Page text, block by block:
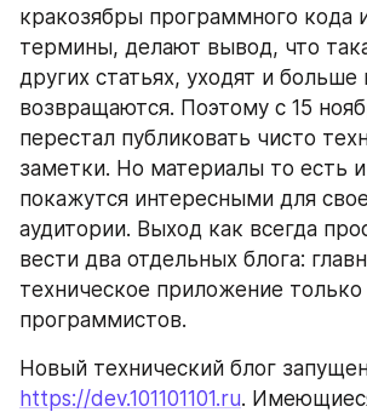
кракозябры программного кода
термины, делают вывод, что
других статьях, уходят и больше
возвращаются. Поэтому с 15
перестал публиковать чисто
заметки. Но материалы то есть
покажутся интересными для
аудитории. Выход как всегда
вести два отдельных блога:
техническое приложение только
программистов.
https://dev.101101101.ru.